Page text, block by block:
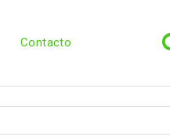
Contacto